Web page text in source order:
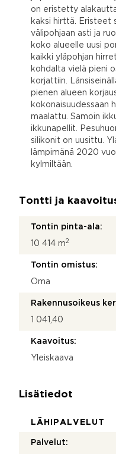
on eristetty
kaksi hirttä. Eristeet
välipohjaan asti ja
koko alueelle uusi
kaikki yläpohjan
kohdalta vielä pieni
korjattiin.
pienen alueen
kokonaisuudessaan
maalattu. Samoin
ikkunapellit.
silikonit on uusittu.
lämpimänä 2020
kylmiltään.
Tontti ja
Tontin pinta-ala:
10 414 m2
Tontin omistus:
Oma
Rakennusoikeus
1 041,40
Kaavoitus:
Yleiskaava
Lisätiedot
LÄHIPALVELUT
Palvelut: